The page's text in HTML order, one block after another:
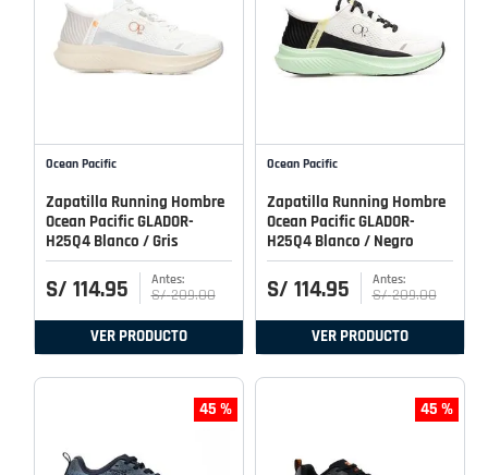
Ocean Pacific
Zapatilla Running Hombre
Ocean Pacific GLADOR-
H25Q4 Blanco / Gris
S/ 114.95 S/ 209.00
VER PRODUCTO
Ocean Pacific
Zapatilla Running Hombre
Ocean Pacific GLADOR-
H25Q4 Blanco / Negro
S/ 114.95 S/ 209.00
VER PRODUCTO
45 % 45 %